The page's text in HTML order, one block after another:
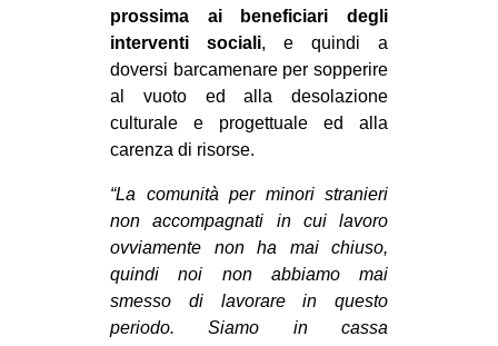
prossima ai beneficiari degli
interventi sociali, e quindi a
doversi barcamenare per sopperire
al vuoto ed alla desolazione
culturale e progettuale ed alla
carenza di risorse.
“La comunità per minori stranieri
non accompagnati in cui lavoro
ovviamente non ha mai chiuso,
quindi noi non abbiamo mai
smesso di lavorare in questo
periodo. Siamo in cassa